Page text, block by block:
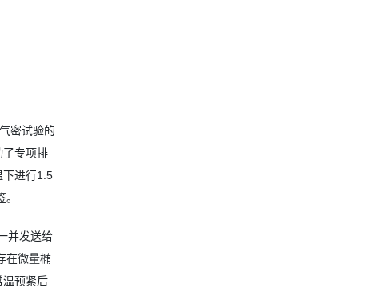
密试验的
了专项排
下进行1.5
并发送给
在微量椭
温预紧后